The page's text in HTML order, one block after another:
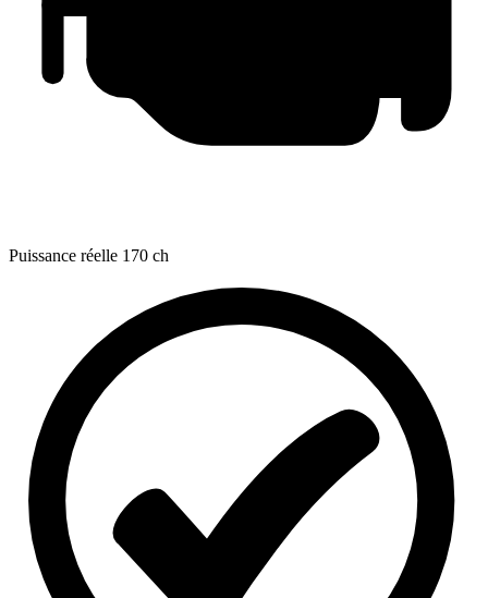
Puissance réelle 170 ch